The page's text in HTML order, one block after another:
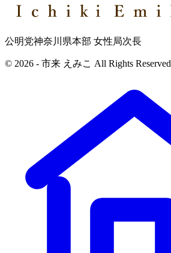
公明党神奈川県本部 女性局次長
© 2026 - 市来 えみこ All Rights Reserved